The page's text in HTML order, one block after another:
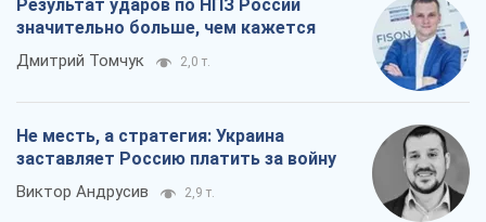
Результат ударов по НПЗ России
значительно больше, чем кажется
Дмитрий Томчук 2,0 т.
Не месть, а стратегия: Украина
заставляет Россию платить за войну
Виктор Андрусив 2,9 т.